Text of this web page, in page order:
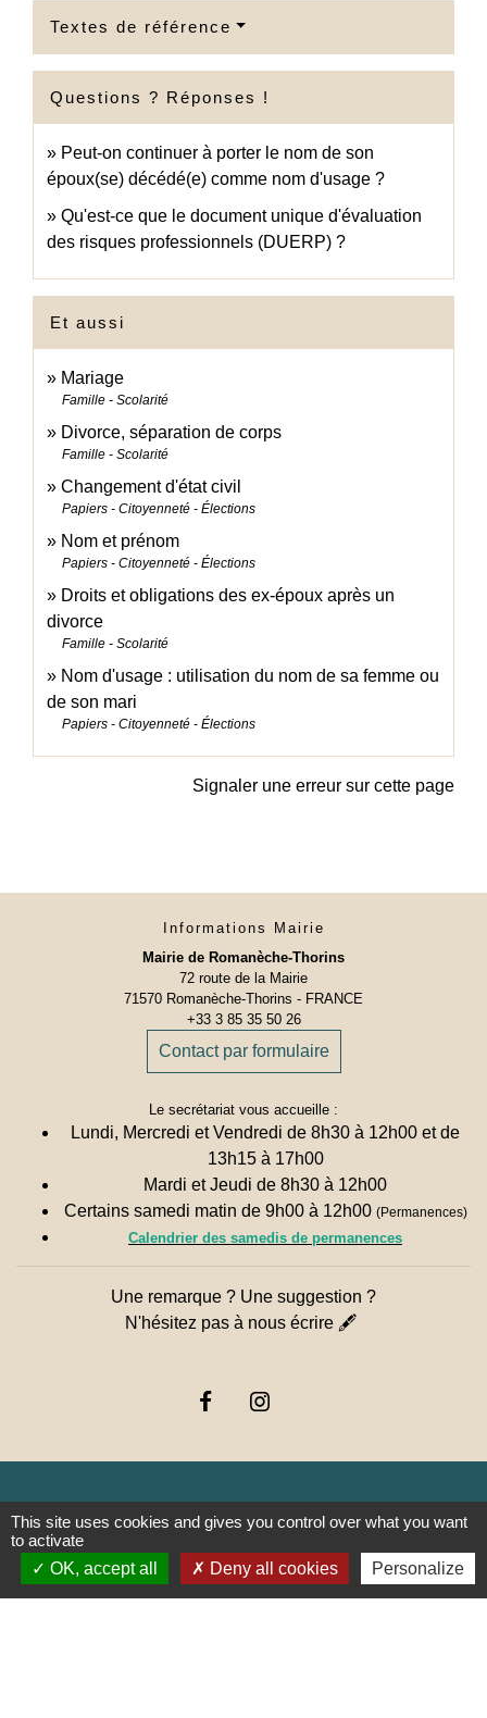
Textes de référence
Questions ? Réponses !
Peut-on continuer à porter le nom de son
époux(se) décédé(e) comme nom d'usage ?
Qu'est-ce que le document unique d'évaluation
des risques professionnels (DUERP) ?
Et aussi
Mariage
Famille - Scolarité
Divorce, séparation de corps
Famille - Scolarité
Changement d'état civil
Papiers - Citoyenneté - Élections
Nom et prénom
Papiers - Citoyenneté - Élections
Droits et obligations des ex-époux après un
divorce
Famille - Scolarité
Nom d'usage : utilisation du nom de sa femme ou
de son mari
Papiers - Citoyenneté - Élections
Signaler une erreur sur cette page
Informations Mairie
Mairie de Romanèche-Thorins
72 route de la Mairie
71570 Romanèche-Thorins - FRANCE
+33 3 85 35 50 26
Contact par formulaire
Le secrétariat vous accueille :
Lundi, Mercredi et Vendredi de 8h30 à 12h00 et de
13h15 à 17h00
Mardi et Jeudi de 8h30 à 12h00
Certains samedi matin de 9h00 à 12h00 (Permanences)
Calendrier des samedis de permanences
Une remarque ? Une suggestion ?
N'hésitez pas à nous écrire 🖋
Liens
PREFECTURE DE SAÔNE ET
This site uses cookies and gives you control over what you want
to activate
OK, accept all
Deny all cookies Personalize